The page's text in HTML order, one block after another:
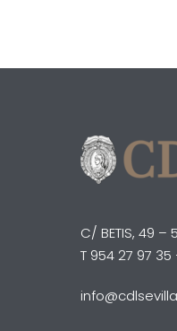
C/ BETIS, 49 –
T 954 27 97 35